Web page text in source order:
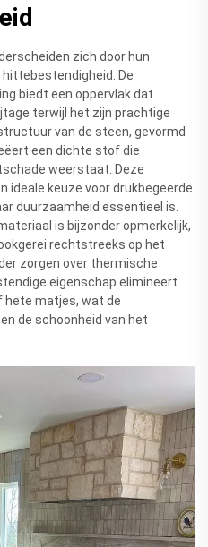
zich door hun
De
biedt een oppervlak dat
terwijl het zijn prachtige
van de steen, gevormd
een dichte stof die
weerstaat. Deze
keuze voor drukbegeerde
duurzaamheid essentieel is.
is bijzonder opmerkelijk,
rechtstreeks op het
zorgen over thermische
eigenschap elimineert
hete matjes, wat de
de schoonheid van het